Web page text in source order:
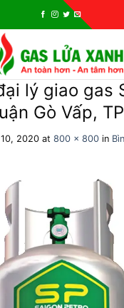
lý giao gas
Gò Vấp,
2020 at 800 × 800 in